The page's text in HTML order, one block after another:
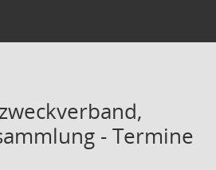
- Termine